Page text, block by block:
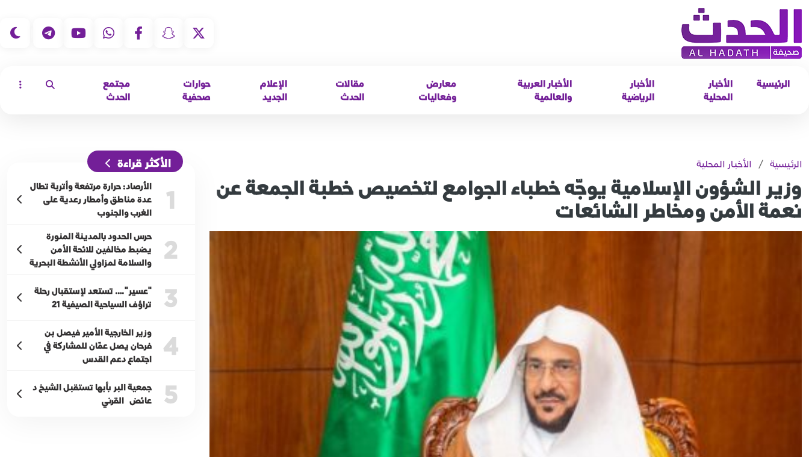
الرئيسية
الأخبار
المحلية
الأخبار
الرياضية
الأخبار العربية
والعالمية
معارض
وفعاليات
مقالات
الحدث
الإعلام
الجديد
حوارات
صحفية
مجتمع
الحدث
الرئيسية / الأخبار المحلية
وزير الشؤون الإسلامية يوجّه خطباء الجوامع لتخصيص خطبة الجمعة عن
نعمة الأمن ومخاطر الشائعات
الأكثر قراءة
1
الأرصاد: حرارة مرتفعة وأتربة تطال
عدة مناطق وأمطار رعدية على
الغرب والجنوب
2
حرس الحدود بالمدينة المنورة
يضبط مخالفين للائحة الأمن
والسلامة لمزاولي الأنشطة البحرية
3
"عسير"…. تستعد لإستقبال رحلة
تراؤف السياحية الصيفية 21
4
وزير الخارجية الأمير فيصل بن
فرحان يصل عمّان للمشاركة في
اجتماع دعم القدس
5
جمعية البر بأبها تستقبل الشيخ د
عائض القرني